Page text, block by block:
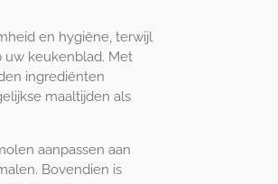
en hygiëne, terwijl
keukenblad. Met
ingrediënten
maaltijden als
aanpassen aan
Bovendien is